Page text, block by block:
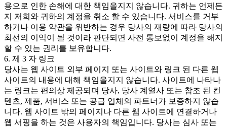
용으로 인한 손해에 대한 책임을지지 않습니다. 귀하는 언제든
지 저희와 귀하의 계정을 취소 할 수 있습니다. 서비스를 거부
하거나 이용 약관을 위반하는 경우 당사의 재량에 따라 당사의
최선의 이익이 될 것이라 판단되면 사전 통보없이 계정을 해지
할 수 있는 권리를 보유합니다.
6. 제 3 자 링크
당사는 웹 사이트 외부 페이지 또는 사이트와 링크 된 다른 웹
사이트의 내용에 대해 책임을지지 않습니다. 사이트에 나타나
는 링크는 편의상 제공되며 당사, 당사 계열사 또는 참조 된 컨
텐츠, 제품, 서비스 또는 공급 업체의 파트너가 보증하지 않습
니다. 웹 사이트 밖의 페이지나 다른 웹 사이트에 연결하거나
웹 서핑을 하는 것은 사용자의 책임입니다. 당사는 심사 또는